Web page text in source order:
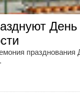
День
празднования